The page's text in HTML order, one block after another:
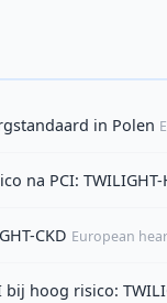
in Polen
na PCI: TWILIGHT-
CKD European
hoog risico: